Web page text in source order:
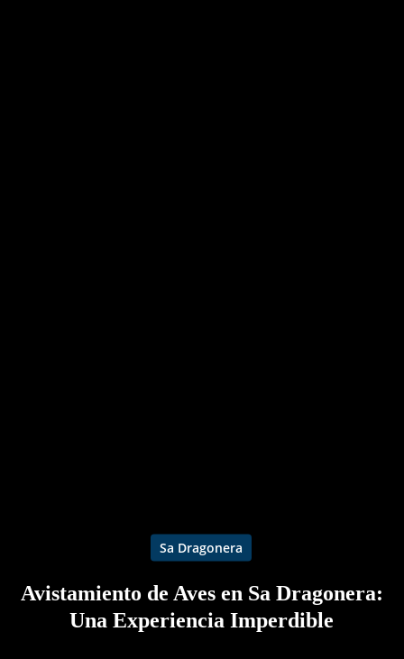
Sa Dragonera
Avistamiento de Aves en Sa Dragonera:
Una Experiencia Imperdible